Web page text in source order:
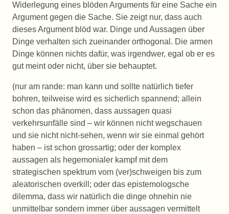
Widerlegung eines blöden Arguments für eine Sache ein
Argument gegen die Sache. Sie zeigt nur, dass auch
dieses Argument blöd war. Dinge und Aussagen über
Dinge verhalten sich zueinander orthogonal. Die armen
Dinge können nichts dafür, was irgendwer, egal ob er es
gut meint oder nicht, über sie behauptet.
(nur am rande: man kann und sollte natürlich tiefer
bohren, teilweise wird es sicherlich spannend; allein
schon das phänomen, dass aussagen quasi
verkehrsunfälle sind – wir können nicht wegschauen
und sie nicht nicht-sehen, wenn wir sie einmal gehört
haben – ist schon grossartig; oder der komplex
aussagen als hegemonialer kampf mit dem
strategischen spektrum vom (ver)schweigen bis zum
aleatorischen overkill; oder das epistemologsche
dilemma, dass wir natürlich die dinge ohnehin nie
unmittelbar sondern immer über aussagen vermittelt